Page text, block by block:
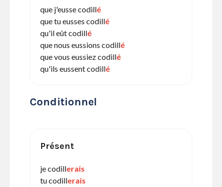
que j'eusse codillé
que tu eusses codillé
qu'il eût codillé
que nous eussions codillé
que vous eussiez codillé
qu'ils eussent codillé
Conditionnel
Présent
je codillerais
tu codillerais